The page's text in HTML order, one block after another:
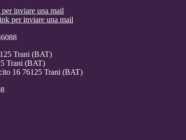
inviare una mail
per inviare una mail
Trani (BAT)
Trani (BAT)
16 76125 Trani (BAT)